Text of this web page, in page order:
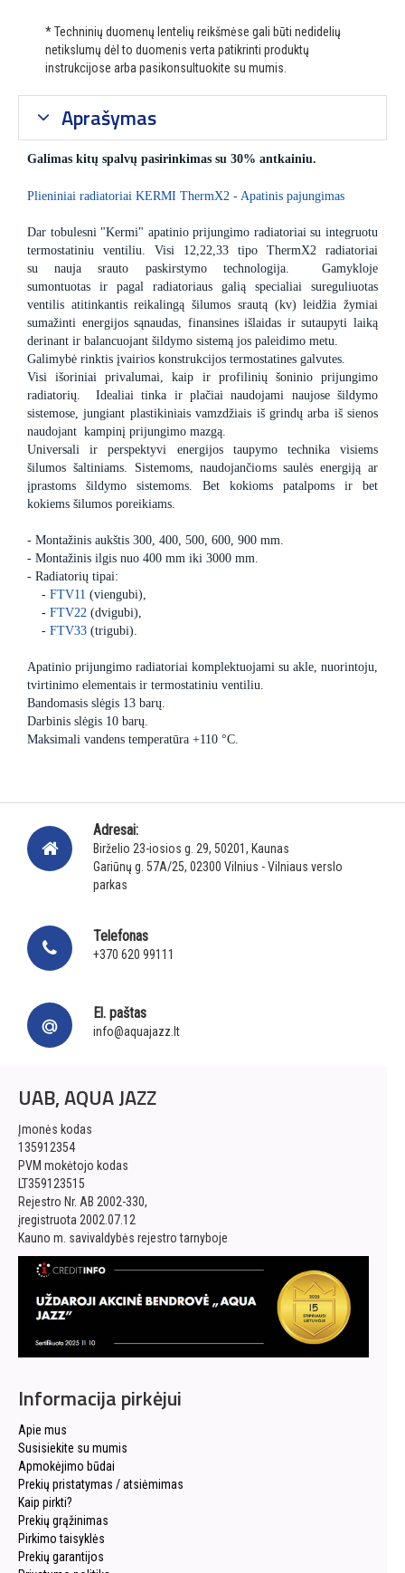
* Techninių duomenų lentelių reikšmėse gali būti nedidelių
netikslumų dėl to duomenis verta patikrinti produktų
instrukcijose arba pasikonsultuokite su mumis.
Aprašymas
Galimas kitų spalvų pasirinkimas su 30% antkainiu.
Plieniniai radiatoriai KERMI ThermX2 - Apatinis pajungimas
Dar tobulesni "Kermi" apatinio prijungimo radiatoriai su integruotu
termostatiniu ventiliu. Visi 12,22,33 tipo ThermX2 radiatoriai
su nauja srauto paskirstymo technologija. Gamykloje
sumontuotas ir pagal radiatoriaus galią specialiai sureguliuotas
ventilis atitinkantis reikalingą šilumos srautą (kv) leidžia žymiai
sumažinti energijos sąnaudas, finansines išlaidas ir sutaupyti laiką
derinant ir balancuojant šildymo sistemą jos paleidimo metu.
Galimybė rinktis įvairios konstrukcijos termostatines galvutes.
Visi išoriniai privalumai, kaip ir profilinių šoninio prijungimo
radiatorių. Idealiai tinka ir plačiai naudojami naujose šildymo
sistemose, jungiant plastikiniais vamzdžiais iš grindų arba iš sienos
naudojant kampinį prijungimo mazgą.
Universali ir perspektyvi energijos taupymo technika visiems
šilumos šaltiniams. Sistemoms, naudojančioms saulės energiją ar
įprastoms šildymo sistemoms. Bet kokioms patalpoms ir bet
kokiems šilumos poreikiams.
- Montažinis aukštis 300, 400, 500, 600, 900 mm.
- Montažinis ilgis nuo 400 mm iki 3000 mm.
- Radiatorių tipai:
- FTV11 (viengubi),
- FTV22 (dvigubi),
- FTV33 (trigubi).
Apatinio prijungimo radiatoriai komplektuojami su akle, nuorintoju,
tvirtinimo elementais ir termostatiniu ventiliu.
Bandomasis slėgis 13 barų.
Darbinis slėgis 10 barų.
Maksimali vandens temperatūra +110 °C.
Adresai:
Birželio 23-iosios g. 29, 50201, Kaunas
Gariūnų g. 57A/25, 02300 Vilnius - Vilniaus verslo
parkas
Telefonas
+370 620 99111
El. paštas
info@aquajazz.lt
UAB, AQUA JAZZ
Įmonės kodas
135912354
PVM mokėtojo kodas
LT359123515
Rejestro Nr. AB 2002-330,
įregistruota 2002.07.12
Kauno m. savivaldybės rejestro tarnyboje
Informacija pirkėjui
Apie mus
Susisiekite su mumis
Apmokėjimo būdai
Prekių pristatymas / atsiėmimas
Kaip pirkti?
Prekių grąžinimas
Pirkimo taisyklės
Prekių garantijos